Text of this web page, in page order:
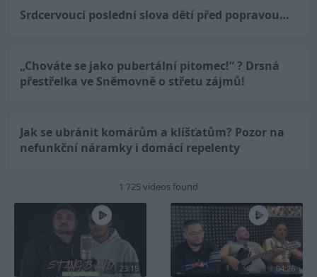
Srdcervoucí poslední slova dětí před popravou…
„Chováte se jako pubertální pitomec!“ ? Drsná
přestřelka ve Sněmovně o střetu zájmů!
Jak se ubránit komárům a klíšťatům? Pozor na
nefunkční náramky i domácí repelenty
1 725 videos found
23:15 04:26